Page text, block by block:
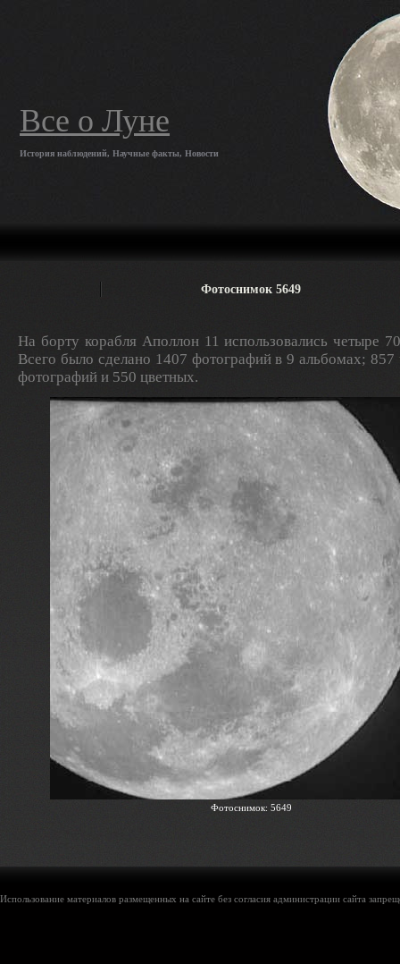
Все о Луне
История наблюдений, Научные факты, Новости
Фотоснимок 5649
На борту корабля Аполлон 11 использовались четыре
Всего было сделано 1407 фотографий в 9 альбомах;
фотографий и 550 цветных.
Фотоснимок: 5649
Использование материалов размещенных на сайте без согласия администрации сайта